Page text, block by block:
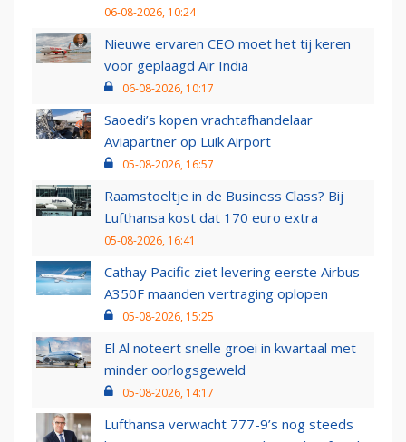
06-08-2026, 10:24
Nieuwe ervaren CEO moet het tij keren
voor geplaagd Air India
06-08-2026, 10:17
Saoedi’s kopen vrachtafhandelaar
Aviapartner op Luik Airport
05-08-2026, 16:57
Raamstoeltje in de Business Class? Bij
Lufthansa kost dat 170 euro extra
05-08-2026, 16:41
Cathay Pacific ziet levering eerste Airbus
A350F maanden vertraging oplopen
05-08-2026, 15:25
El Al noteert snelle groei in kwartaal met
minder oorlogsgeweld
05-08-2026, 14:17
Lufthansa verwacht 777-9’s nog steeds